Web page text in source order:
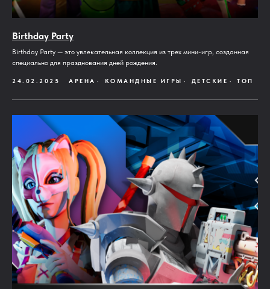
Birthday Party
Birthday Party — это увлекательная коллекция из трех мини-игр, созданная
специально для празднования дней рождения.
24.02.2025 АРЕНА КОМАНДНЫЕ ИГРЫ ДЕТСКИЕ ТОП